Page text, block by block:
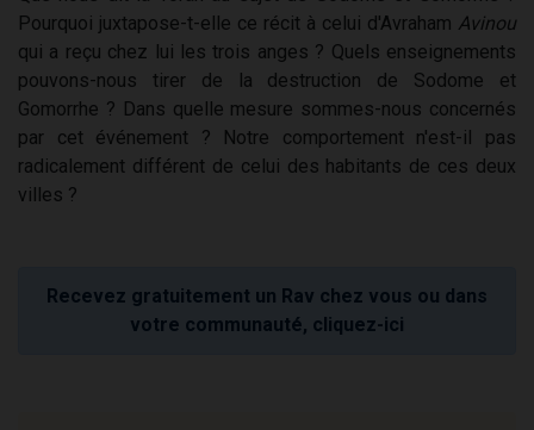
Pourquoi juxtapose-t-elle ce récit à celui d'Avraham Avinou
qui a reçu chez lui les trois anges ? Quels enseignements
pouvons-nous tirer de la destruction de Sodome et
Gomorrhe ? Dans quelle mesure sommes-nous concernés
par cet événement ? Notre comportement n'est-il pas
radicalement différent de celui des habitants de ces deux
villes ?
Recevez gratuitement un Rav chez vous ou dans
votre communauté, cliquez-ici